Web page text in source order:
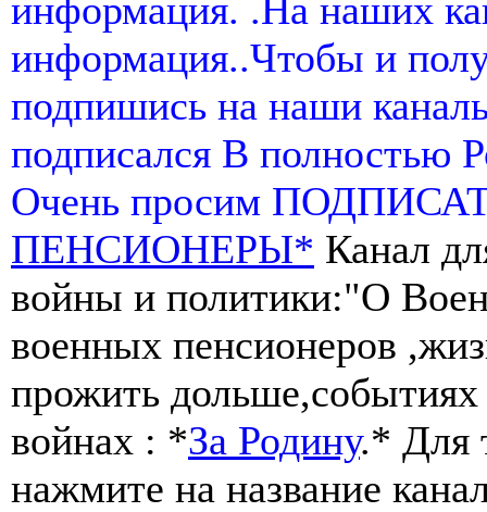
информация. .На наших
информация..Чтобы и
подпишись на наши
подписался В полностью
Очень просим
ПЕНСИОНЕРЫ* Канал
войны и политики:"О
военных пенсионеров
прожить
войнах : *За Родину.* Для
нажмите на название